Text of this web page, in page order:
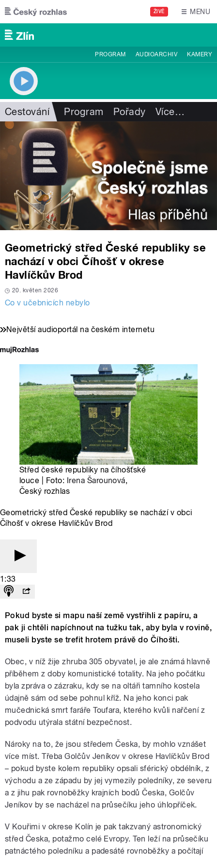
Přejít k hlavnímu obsahu
ŽIVĚ MENU
PROGRAM AUDIOARCHIV KAMERY
Cestování Program Pořady Více…
Geometrický střed České republiky se
nachází v obci Číhošť v okrese
Havlíčkův Brod
20. květen 2026
Co v učebnicích nebylo
Největší audioportál na českém internetu
Střed české republiky na číhošťské
louce | Foto: Irena Šarounová,
Český rozhlas
Geometrický střed České republiky se nachází v obci
Číhošť v okrese Havlíčkův Brod
1:33
Pokud byste si mapu naší země vystřihli z papíru, a
pak ji chtěli napíchnout na tužku tak, aby byla v rovině,
museli byste se trefit hrotem právě do Číhošti.
Obec, v níž žije zhruba 305 obyvatel, je ale známá hlavně
příběhem z doby komunistické totality. Na jeho počátku
byla zpráva o zázraku, kdy se na oltáři tamního kostela
údajně sám od sebe pohnul kříž. Na jeho konci pak
mučednická smrt faráře Toufara, kterého kvůli nařčení z
podvodu utýrala státní bezpečnost.
Nároky na to, že jsou středem Česka, by mohlo vznášet
více míst. Třeba Golčův Jeníkov v okrese Havlíčkův Brod
– pokud byste kolem republiky opsali sférický obdélník, z
východu a ze západu by jej vymezily poledníky, ze severu
a z jihu pak rovnoběžky krajních bodů Česka, Golčův
Jeníkov by se nacházel na průsečíku jeho úhlopříček.
V Kouřimi v okrese Kolín je pak takzvaný astronomický
střed Česka, potažmo celé Evropy. Ten leží na průsečíku
patnáctého poledníku a padesáté rovnoběžky a počítají